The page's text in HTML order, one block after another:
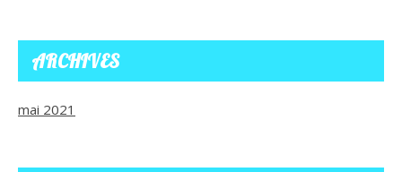
ARCHIVES
mai 2021